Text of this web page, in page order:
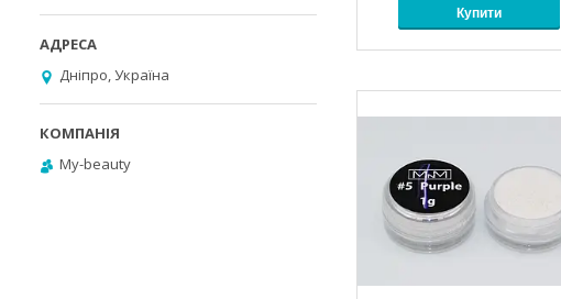
Купити
Дніпро, Україна
My-beauty